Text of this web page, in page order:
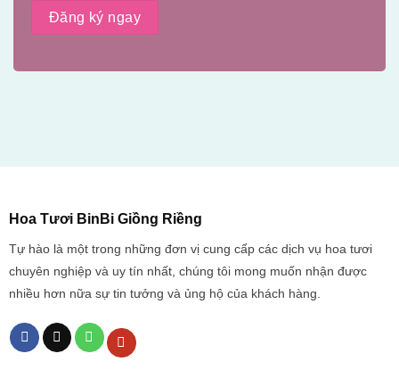
Hoa Tươi BinBi Giồng Riềng
Tự hào là một trong những đơn vị cung cấp các dịch vụ hoa tươi
chuyên nghiệp và uy tín nhất, chúng tôi mong muốn nhận được
nhiều hơn nữa sự tin tưởng và ủng hộ của khách hàng.